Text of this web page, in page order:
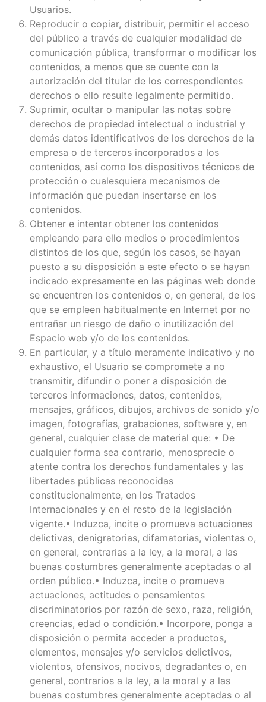
Usuarios.
Reproducir o copiar, distribuir, permitir el acceso
del público a través de cualquier modalidad de
comunicación pública, transformar o modificar los
contenidos, a menos que se cuente con la
autorización del titular de los correspondientes
derechos o ello resulte legalmente permitido.
Suprimir, ocultar o manipular las notas sobre
derechos de propiedad intelectual o industrial y
demás datos identificativos de los derechos de la
empresa o de terceros incorporados a los
contenidos, así como los dispositivos técnicos de
protección o cualesquiera mecanismos de
información que puedan insertarse en los
contenidos.
Obtener e intentar obtener los contenidos
empleando para ello medios o procedimientos
distintos de los que, según los casos, se hayan
puesto a su disposición a este efecto o se hayan
indicado expresamente en las páginas web donde
se encuentren los contenidos o, en general, de los
que se empleen habitualmente en Internet por no
entrañar un riesgo de daño o inutilización del
Espacio web y/o de los contenidos.
En particular, y a título meramente indicativo y no
exhaustivo, el Usuario se compromete a no
transmitir, difundir o poner a disposición de
terceros informaciones, datos, contenidos,
mensajes, gráficos, dibujos, archivos de sonido y/o
imagen, fotografías, grabaciones, software y, en
general, cualquier clase de material que: • De
cualquier forma sea contrario, menosprecie o
atente contra los derechos fundamentales y las
libertades públicas reconocidas
constitucionalmente, en los Tratados
Internacionales y en el resto de la legislación
vigente.• Induzca, incite o promueva actuaciones
delictivas, denigratorias, difamatorias, violentas o,
en general, contrarias a la ley, a la moral, a las
buenas costumbres generalmente aceptadas o al
orden público.• Induzca, incite o promueva
actuaciones, actitudes o pensamientos
discriminatorios por razón de sexo, raza, religión,
creencias, edad o condición.• Incorpore, ponga a
disposición o permita acceder a productos,
elementos, mensajes y/o servicios delictivos,
violentos, ofensivos, nocivos, degradantes o, en
general, contrarios a la ley, a la moral y a las
buenas costumbres generalmente aceptadas o al